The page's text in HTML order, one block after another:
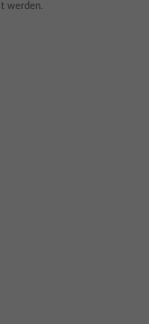
werden.